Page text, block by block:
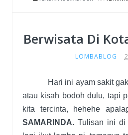
Berwisata Di
LOMBABLOG
Hari ini ayam sakit gak
atau kisah bodoh dulu, tapi
kita tercinta, hehehe
SAMARINDA.Tulisan ini di